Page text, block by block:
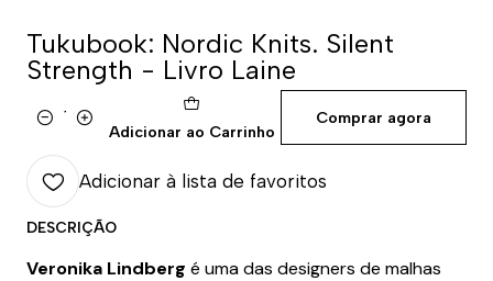
Tukubook: Nordic Knits. Silent
Strength - Livro Laine
QuantidadeAdicionar ao Carrinho
Comprar agora
Adicionar à lista de favoritos
DESCRIÇÃO
Veronika Lindberg é uma das designers de malhas